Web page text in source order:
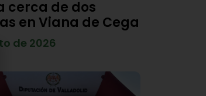
cerca de dos
en Viana de Cega
de 2026